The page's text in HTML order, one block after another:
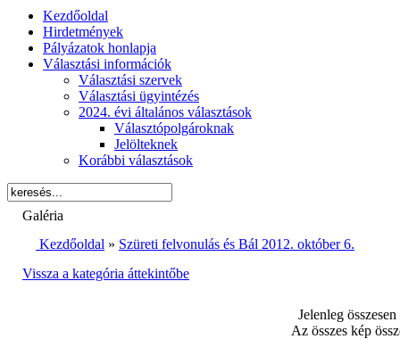
Kezdőoldal
Hirdetmények
Pályázatok honlapja
Választási információk
Választási szervek
Választási ügyintézés
2024. évi általános választások
Választópolgároknak
Jelölteknek
Korábbi választások
Galéria
Kezdőoldal » Szüreti felvonulás és Bál 2012. október 6.
Vissza a kategória áttekintőbe
Jelenleg
Az összes kép